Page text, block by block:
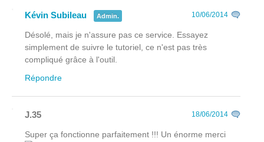
Kévin Subileau Admin. 10/06/2014
Désolé, mais je n'assure pas ce service. Essayez
simplement de suivre le tutoriel, ce n'est pas très
compliqué grâce à l'outil.
Répondre
J.35 18/06/2014
Super ça fonctionne parfaitement !!! Un énorme merci